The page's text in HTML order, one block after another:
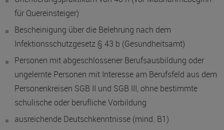
für Quereinsteiger)
Bescheinigung über die Belehrung nach dem
Infektionsschutzgesetz § 43 b (Gesundheitsamt)
Personen mit abgeschlossener Berufsausbildung oder
ungelernte Personen mit Interesse am Berufsfeld aus dem
Personenkreisen SGB II und SGB III, ohne bestimmte
schulische oder berufliche Vorbildung
ausreichende Deutschkenntnisse (mind. B1)